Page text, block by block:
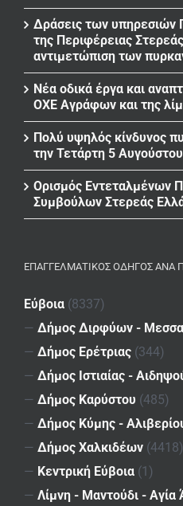
Δράσεις των υπηρεσιών
της Περιφέρειας
αντιμετώπιση των
Νέα οδικά έργα και
ΟΧΕ Αγράφων και της
Πολύ υψηλός κίνδυνος
την Τετάρτη 5 Αυγούστου
Ορισμός Εντεταλμένων
Συμβούλων Στερεάς
ΕΠΑΓΓΕΛΜΑΤΙΚΌΣ ΟΔΗΓΌΣ ΑΝΆ
Εύβοια (8337)
— Δήμος Διρφύων -
— Δήμος Ερέτριας (344)
— Δήμος Ιστιαίας -
— Δήμος Καρύστου (485)
— Δήμος Κύμης -
— Δήμος Χαλκιδέων (4418)
— Κεντρική Εύβοια (1)
— Λίμνη - Μαντούδι - Αγία